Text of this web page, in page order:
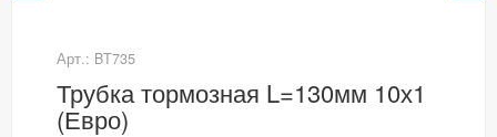
Арт.: BT735
Трубка тормозная L=130мм 10х1
(Евро)